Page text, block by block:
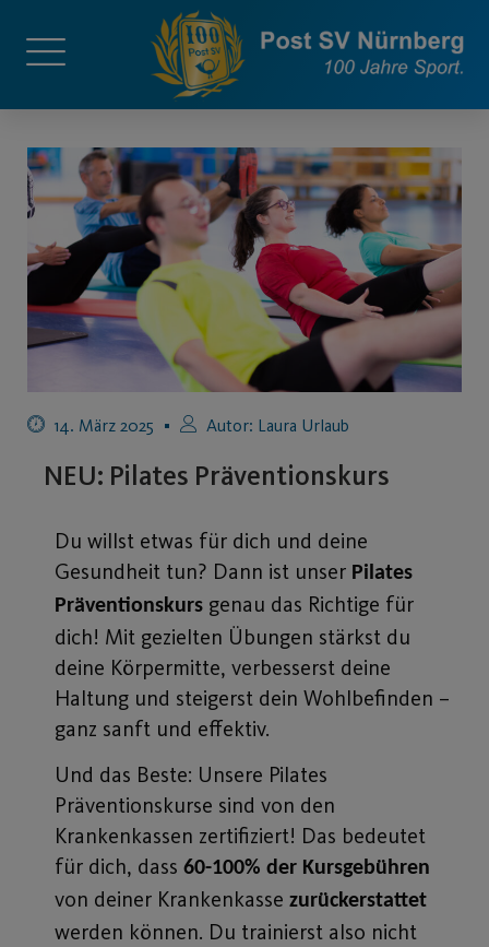
14. März 2025 Autor: Laura Urlaub
NEU: Pilates Präventionskurs
Du willst etwas für dich und deine
Gesundheit tun? Dann ist unser Pilates
Präventionskurs genau das Richtige für
dich! Mit gezielten Übungen stärkst du
deine Körpermitte, verbesserst deine
Haltung und steigerst dein Wohlbefinden –
ganz sanft und effektiv.
Und das Beste: Unsere Pilates
Präventionskurse sind von den
Krankenkassen zertifiziert! Das bedeutet
für dich, dass 60-100% der Kursgebühren
von deiner Krankenkasse zurückerstattet
werden können. Du trainierst also nicht